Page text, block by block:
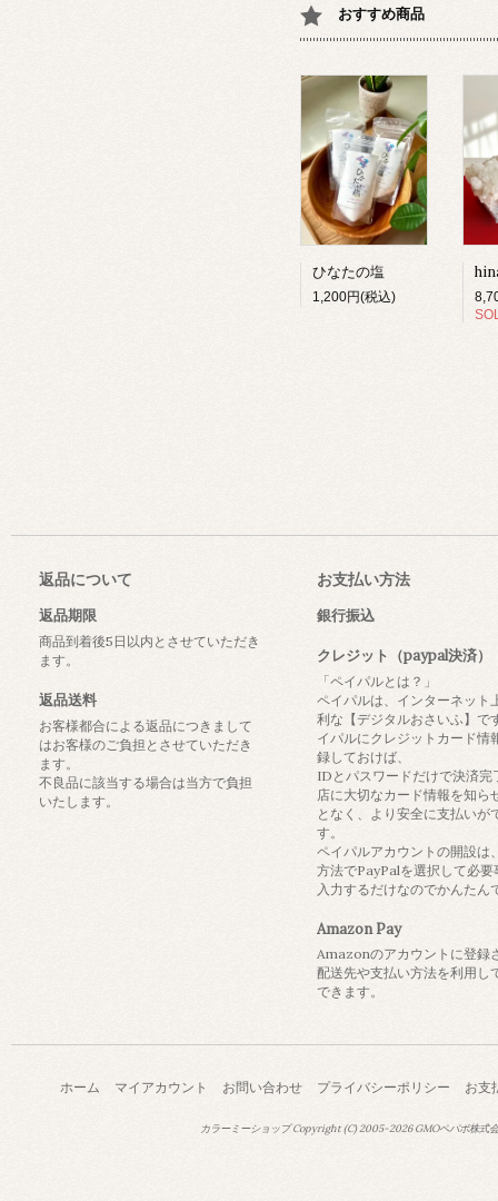
おすすめ商品
ひなたの塩
1,200円(税込)
返品について
返品期限
商品到着後5日以内とさせていただき
ます。
返品送料
お客様都合による返品につきまして
はお客様のご負担とさせていただき
ます。
不良品に該当する場合は当方で負担
いたします。
お支払い方法
銀行振込
クレジット（paypal決済）
「ペイパルとは？」
ペイパルは、インターネット
利な【デジタルおさいふ】で
イパルにクレジットカード情
録しておけば、
IDとパスワードだけで決済完
店に大切なカード情報を知ら
となく、より安全に支払いが
す。
ペイパルアカウントの開設は
方法でPayPalを選択して必要
入力するだけなのでかんたん
Amazon Pay
Amazonのアカウントに登録
配送先や支払い方法を利用し
できます。
ホーム マイアカウント お問い合わせ プライバシーポリシー お支
カラーミーショップCopyright (C) 2005-2026GMOペパボ株式